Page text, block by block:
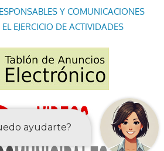
Y COMUNICACIONES
EJERCICIO DE ACTIVIDADES